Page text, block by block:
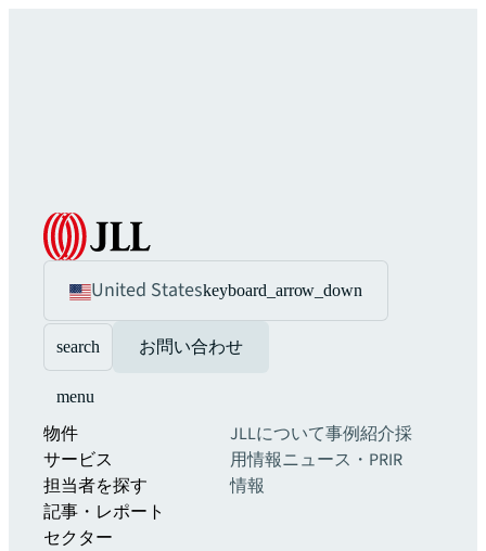
United Stateskeyboard_arrow_down
search お問い合わせ
menu
物件
サービス
担当者を探す
記事・レポート
セクター
JLLについて事例紹介採
用情報ニュース・PRIR
情報